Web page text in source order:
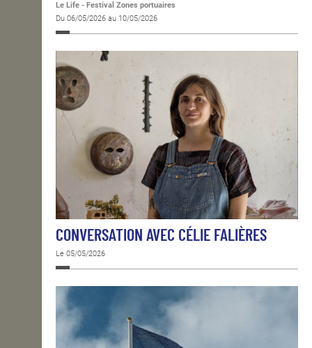
Le Life - Festival Zones portuaires
Du 06/05/2026 au 10/05/2026
CONVERSATION AVEC CÉLIE FALIÈRES
Le 05/05/2026